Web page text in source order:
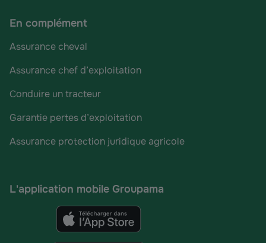
En complément
Assurance cheval
Assurance chef d’exploitation
Conduire un tracteur
Garantie pertes d’exploitation
Assurance protection juridique agricole
L'application mobile Groupama